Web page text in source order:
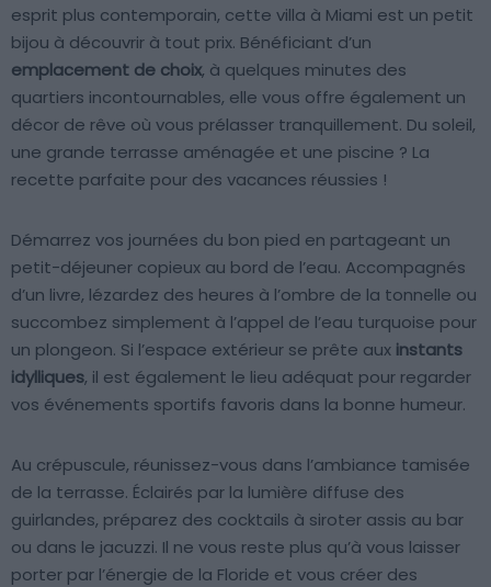
esprit plus contemporain, cette villa à Miami est un petit
bijou à découvrir à tout prix. Bénéficiant d’un
emplacement de choix, à quelques minutes des
quartiers incontournables, elle vous offre également un
décor de rêve où vous prélasser tranquillement. Du soleil,
une grande terrasse aménagée et une piscine ? La
recette parfaite pour des vacances réussies !
Démarrez vos journées du bon pied en partageant un
petit-déjeuner copieux au bord de l’eau. Accompagnés
d’un livre, lézardez des heures à l’ombre de la tonnelle ou
succombez simplement à l’appel de l’eau turquoise pour
un plongeon. Si l’espace extérieur se prête aux instants
idylliques, il est également le lieu adéquat pour regarder
vos événements sportifs favoris dans la bonne humeur.
Au crépuscule, réunissez-vous dans l’ambiance tamisée
de la terrasse. Éclairés par la lumière diffuse des
guirlandes, préparez des cocktails à siroter assis au bar
ou dans le jacuzzi. Il ne vous reste plus qu’à vous laisser
porter par l’énergie de la Floride et vous créer des